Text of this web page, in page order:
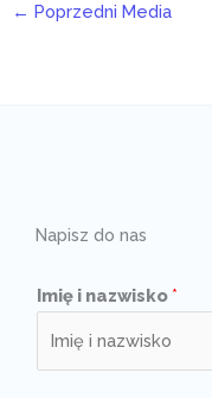
← Poprzedni Media
Napisz do nas
Imię i nazwisko *